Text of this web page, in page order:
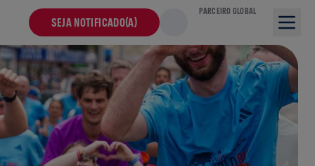
SEJA NOTIFICADO(A)
PARCEIRO GLOBAL